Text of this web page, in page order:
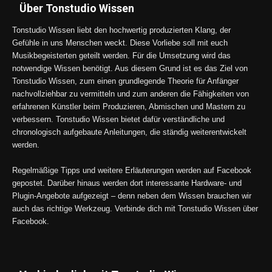
Über Tonstudio Wissen
Tonstudio Wissen liebt den hochwertig produzierten Klang, der
Gefühle in uns Menschen weckt. Diese Vorliebe soll mit euch
Musikbegeisterten geteilt werden. Für die Umsetzung wird das
notwendige Wissen benötigt. Aus diesem Grund ist es das Ziel von
Tonstudio Wissen, zum einen grundlegende Theorie für Anfänger
nachvollziehbar zu vermitteln und zum anderen die Fähigkeiten von
erfahrenen Künstler beim Produzieren, Abmischen und Mastern zu
verbessern. Tonstudio Wissen bietet dafür verständliche und
chronologisch aufgebaute Anleitungen, die ständig weiterentwickelt
werden.
Regelmäßige Tipps und weitere Erläuterungen werden auf Facebook
gepostet. Darüber hinaus werden dort interessante Hardware- und
Plugin-Angebote aufgezeigt – denn neben dem Wissen brauchen wir
auch das richtige Werkzeug. Verbinde dich mit Tonstudio Wissen über
Facebook.